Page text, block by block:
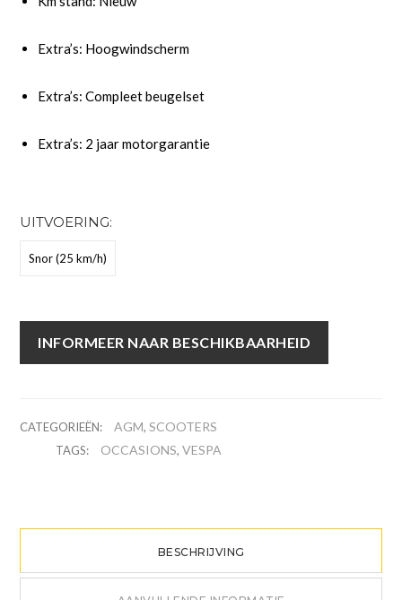
Extra’s: Hoogwindscherm
Extra’s: Compleet beugelset
Extra’s: 2 jaar motorgarantie
UITVOERING:
Snor (25 km/h)
INFORMEER NAAR BESCHIKBAARHEID
CATEGORIEËN: AGM,SCOOTERS
TAGS: OCCASIONS,VESPA
BESCHRIJVING